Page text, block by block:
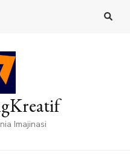
Imajinasi